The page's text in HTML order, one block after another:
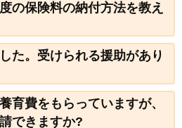
の保険料の納付方法を教え
た。受けられる援助があり
育費をもらっていますが、
できますか?